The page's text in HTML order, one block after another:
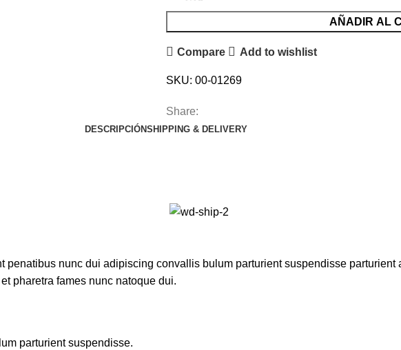
AÑADIR AL
Compare Add to wishlist
SKU: 00-01269
Share:
DESCRIPCIÓNSHIPPING & DELIVERY
penatibus nunc dui adipiscing convallis bulum parturient suspendisse
pharetra fames nunc natoque dui.
parturient suspendisse.